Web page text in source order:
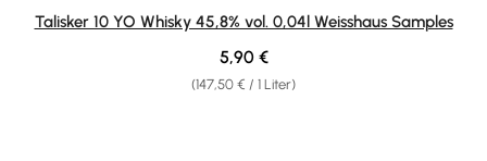
Durchschnittliche Bewertung von 4 von 5 Sternen
Talisker 10 YO Whisky 45,8% vol. 0,04l Weisshaus Samples
(147,50 € / 1 Liter)
Regulärer Preis:
5,90 €